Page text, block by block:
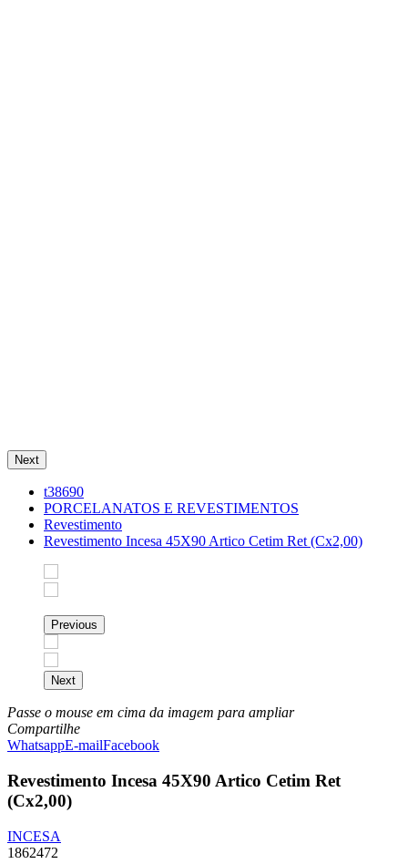
Next
t38690
PORCELANATOS E REVESTIMENTOS
Revestimento
Revestimento Incesa 45X90 Artico Cetim Ret (Cx2,00)
Previous
Next
Passe o mouse em cima da imagem para ampliar
Compartilhe
WhatsappE-mailFacebook
Revestimento Incesa 45X90 Artico Cetim Ret
(Cx2,00)
INCESA
1862472